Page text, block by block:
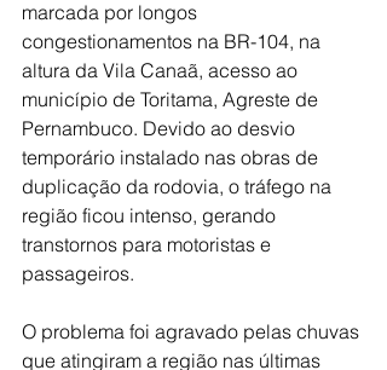
marcada por longos
congestionamentos na BR-104, na
altura da Vila Canaã, acesso ao
município de Toritama, Agreste de
Pernambuco. Devido ao desvio
temporário instalado nas obras de
duplicação da rodovia, o tráfego na
região ficou intenso, gerando
transtornos para motoristas e
passageiros.
O problema foi agravado pelas chuvas
que atingiram a região nas últimas